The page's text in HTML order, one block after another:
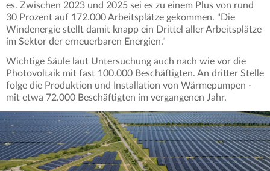
es. Zwischen 2023 und 2025 sei es zu einem Plus von rund
30 Prozent auf 172.000 Arbeitsplätze gekommen. "Die
Windenergie stellt damit knapp ein Drittel aller Arbeitsplätze
im Sektor der erneuerbaren Energien."
Wichtige Säule laut Untersuchung auch nach wie vor die
Photovoltaik mit fast 100.000 Beschäftigten. An dritter Stelle
folge die Produktion und Installation von Wärmepumpen -
mit etwa 72.000 Beschäftigten im vergangenen Jahr.